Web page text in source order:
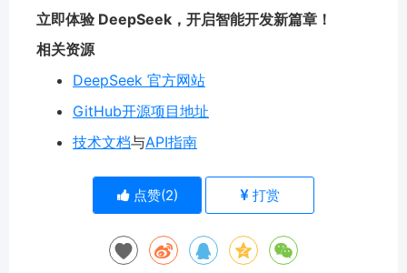
立即体验 DeepSeek，开启智能开发新篇章！
相关资源
DeepSeek 官方网站
GitHub开源项目地址
技术文档与API指南
点赞(2) 打赏